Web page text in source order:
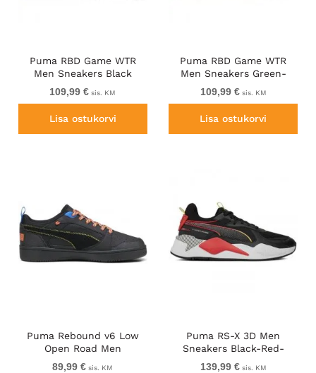
Puma RBD Game WTR
Men Sneakers Black
109,99 € sis. KM
Lisa ostukorvi
Puma RBD Game WTR
Men Sneakers Green-
Brown
109,99 €sis. KM
Lisa ostukorvi
Puma Rebound v6 Low
Open Road Men
89,99 € sis. KM
Puma RS-X 3D Men
Sneakers Black-Red-
White
139,99 €sis. KM